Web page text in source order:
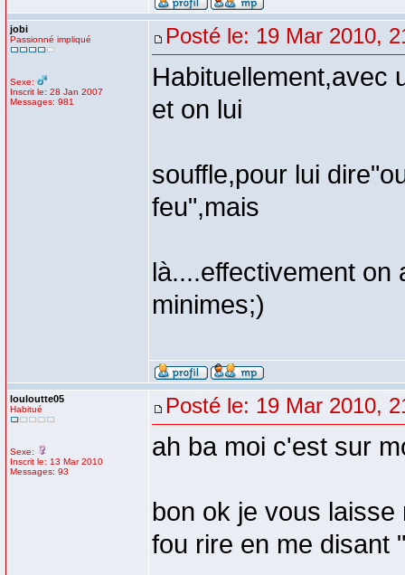
jobi
Passionné impliqué
Sexe:
Inscrit le: 28 Jan 2007
Messages: 981
Posté le: 19 Mar 2010,
Habituellement,avec
et on lui
souffle,pour lui
feu",mais
là....effectivement on
minimes;)
louloutte05
Habitué
Sexe:
Inscrit le: 13 Mar 2010
Messages: 93
Posté le: 19 Mar 2010,
ah ba moi c'est sur
bon ok je vous
fou rire en me disant